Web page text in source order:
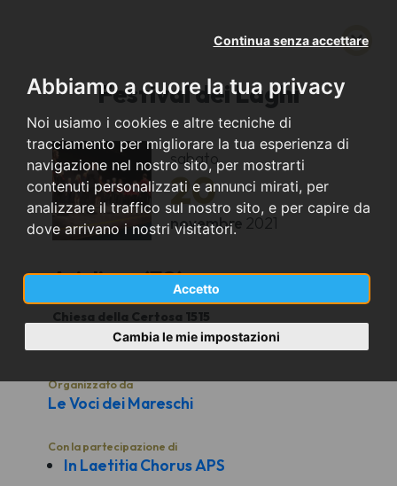
Abbiamo a cuore la tua privacy
Noi usiamo i cookies e altre tecniche di
tracciamento per migliorare la tua esperienza di
navigazione nel nostro sito, per mostrarti
contenuti personalizzati e annunci mirati, per
analizzare il traffico sul nostro sito, e per capire da
dove arrivano i nostri visitatori.
Accetto
Continua senza accettare
Cambia le mie impostazioni
Festival dei Laghi
sabato
20
novembre 2021
Avigliana (TO)
Chiesa della Certosa 1515
Organizzato da
Le Voci dei Mareschi
Con la partecipazione di
In Laetitia Chorus APS